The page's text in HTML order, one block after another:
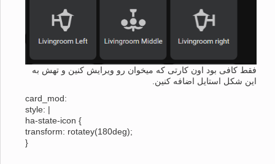
فقط کافی بود اون کارتی که میخوان رو ویرایش کنین و تهش به
این شکل استایل اضافه کنین.
card_mod:
style: |
ha-state-icon {
transform: rotatey(180deg);